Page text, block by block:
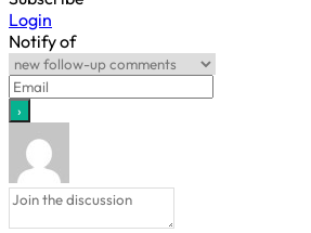
Login
Notify of